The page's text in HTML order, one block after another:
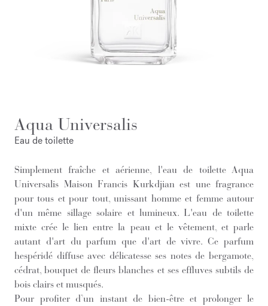
Aqua Universalis
Eau de toilette
Simplement fraîche et aérienne, l'eau de toilette Aqua
Universalis Maison Francis Kurkdjian est une fragrance
pour tous et pour tout, unissant homme et femme autour
d'un même sillage solaire et lumineux. L'eau de toilette
mixte crée le lien entre la peau et le vêtement, et parle
autant d'art du parfum que d'art de vivre. Ce parfum
hespéridé diffuse avec délicatesse ses notes de bergamote,
cédrat, bouquet de fleurs blanches et ses effluves subtils de
bois clairs et musqués.
Pour profiter d’un instant de bien-être et prolonger le